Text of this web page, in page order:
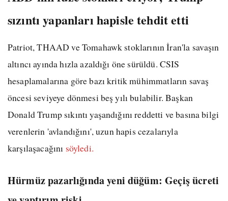
sızıntı yapanları hapisle tehdit etti
Patriot, THAAD ve Tomahawk stoklarının İran'la savaşın
altıncı ayında hızla azaldığı öne sürüldü. CSIS
hesaplamalarına göre bazı kritik mühimmatların savaş
öncesi seviyeye dönmesi beş yılı bulabilir. Başkan
Donald Trump sıkıntı yaşandığını reddetti ve basına bilgi
verenlerin 'avlandığını', uzun hapis cezalarıyla
karşılaşacağını söyledi.
Hürmüz pazarlığında yeni düğüm: Geçiş ücreti